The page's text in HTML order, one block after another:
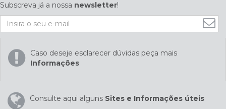
Subscreva já a nossa newsletter!
Caso deseje esclarecer dúvidas peça mais
Informações
Consulte aqui alguns Sites e Informações úteis